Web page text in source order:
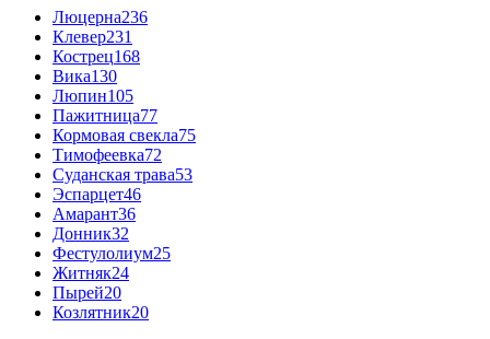
Люцерна236
Клевер231
Кострец168
Вика130
Люпин105
Пажитница77
Кормовая свекла75
Тимофеевка72
Суданская трава53
Эспарцет46
Амарант36
Донник32
Фестулолиум25
Житняк24
Пырей20
Козлятник20